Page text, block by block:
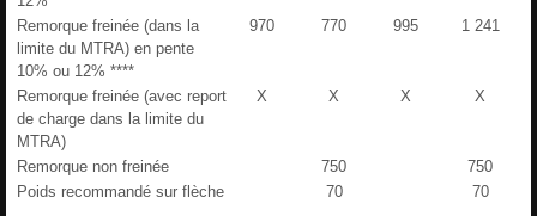
Remorque freinée (dans la
limite du MTRA) en pente
10% ou 12% ****
970 770 995 1 241
Remorque freinée (avec report
de charge dans la limite du
MTRA)
X X X X
Remorque non freinée 750
750
Poids recommandé sur flèche
70
70